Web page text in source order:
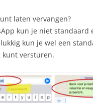
laten vervangen?
kun je niet standaard
kun je wel een
versturen.